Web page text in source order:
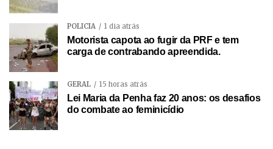
POLÍCIA 1 dia atrás
Motorista capota ao fugir da PRF e tem
carga de contrabando apreendida.
GERAL 15 horas atrás
Lei Maria da Penha faz 20 anos: os desafios
do combate ao feminicídio